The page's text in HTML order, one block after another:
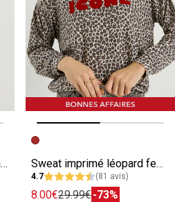
T-shirt col V imprimé géométrique femme
Image précédente
Image suivante
Sweat imprimé léopard femme
4.7 (81 avis)
8.00€29.99€-73%